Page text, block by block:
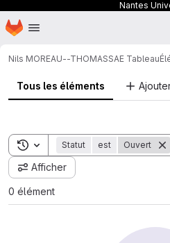
Nantes
Passer au contenu principal
Page d'accueil
Nils MOREAU--THOMASSAE Tableau
Tous les éléments
Toggle search history
Statut est Ouvert
Afficher
0 élément